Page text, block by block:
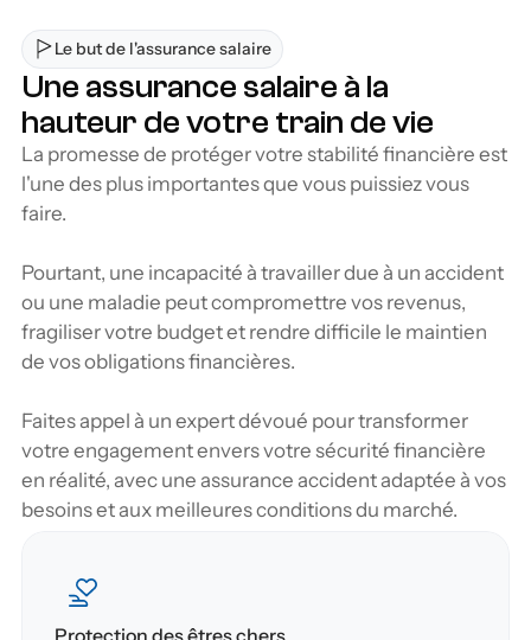
Le but de l'assurance salaire
Une assurance salaire à la
hauteur de votre train de vie
La promesse de protéger votre stabilité financière est
l'une des plus importantes que vous puissiez vous
faire.
Pourtant, une incapacité à travailler due à un accident
ou une maladie peut compromettre vos revenus,
fragiliser votre budget et rendre difficile le maintien
de vos obligations financières.
Faites appel à un expert dévoué pour transformer
votre engagement envers votre sécurité financière
en réalité, avec une assurance accident adaptée à vos
besoins et aux meilleures conditions du marché.
Protection des êtres chers